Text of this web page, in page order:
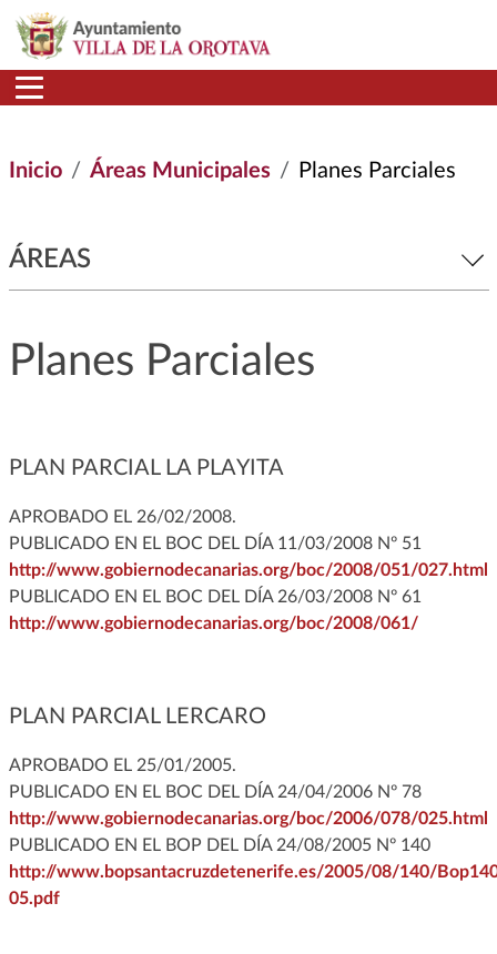
Pasar al contenido principal
Inicio Áreas Municipales Planes Parciales
ÁREAS
Planes Parciales
PLAN PARCIAL LA PLAYITA
APROBADO EL 26/02/2008.
PUBLICADO EN EL BOC DEL DÍA 11/03/2008 Nº 51
http://www.gobiernodecanarias.org/boc/2008/051/027.html
PUBLICADO EN EL BOC DEL DÍA 26/03/2008 Nº 61
http://www.gobiernodecanarias.org/boc/2008/061/
PLAN PARCIAL LERCARO
APROBADO EL 25/01/2005.
PUBLICADO EN EL BOC DEL DÍA 24/04/2006 Nº 78
http://www.gobiernodecanarias.org/boc/2006/078/025.html
PUBLICADO EN EL BOP DEL DÍA 24/08/2005 Nº 140
http://www.bopsantacruzdetenerife.es/2005/08/140/
05.pdf